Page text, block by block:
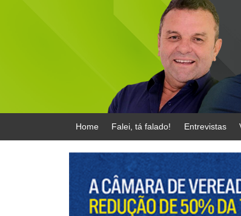
Home Falei, tá falado! Entrevistas